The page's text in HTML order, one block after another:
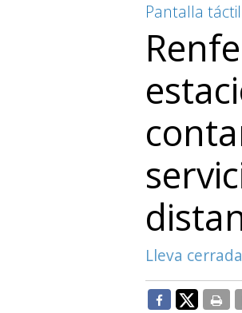
Pantalla
Lleva